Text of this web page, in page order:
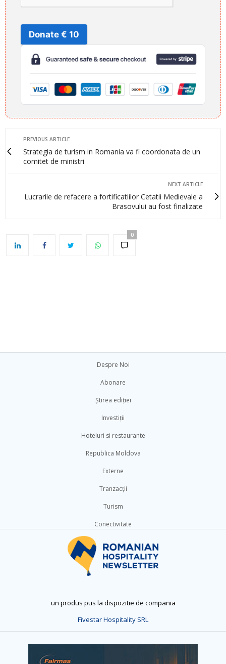
Donate € 10
PREVIOUS ARTICLE
Strategia de turism in Romania va fi coordonata de un
comitet de ministri
NEXT ARTICLE
Lucrarile de refacere a fortificatiilor Cetatii Medievale a
Brasovului au fost finalizate
0
Despre Noi
Abonare
Știrea ediției
Investiții
Hoteluri si restaurante
Republica Moldova
Externe
Tranzacții
Turism
Conectivitate
un produs pus la dispozitie de compania
Fivestar Hospitality SRL